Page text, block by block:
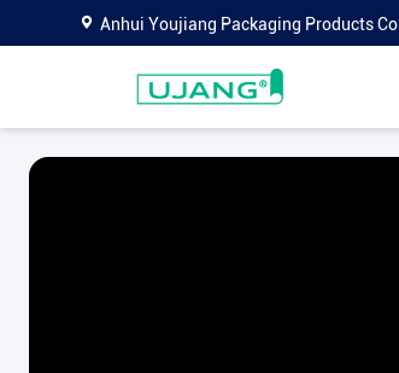
Anhui Youjiang Packaging Products